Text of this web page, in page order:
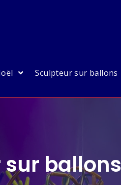
Sculpteur sur ballons
ballons